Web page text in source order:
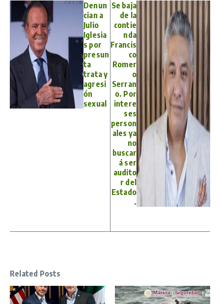
Denun
cian a
Julio
Iglesia
s por
presun
ta
trata y
agresi
ón
sexual
Se baja
de la
contie
nda
Francis
co
Romer
o
Serran
o. Por
intere
ses
person
ales ya
no
buscar
á ser
audito
r del
Estado
.
Related Posts